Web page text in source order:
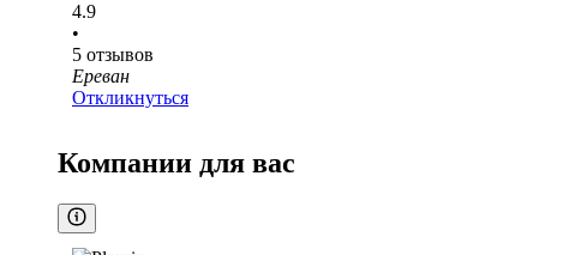
4.9
•
5 отзывов
Ереван
Откликнуться
Компании для вас